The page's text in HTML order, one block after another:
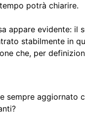
potrà chiarire.
appare evidente: il
stabilmente in
che, per
sempre aggiornato